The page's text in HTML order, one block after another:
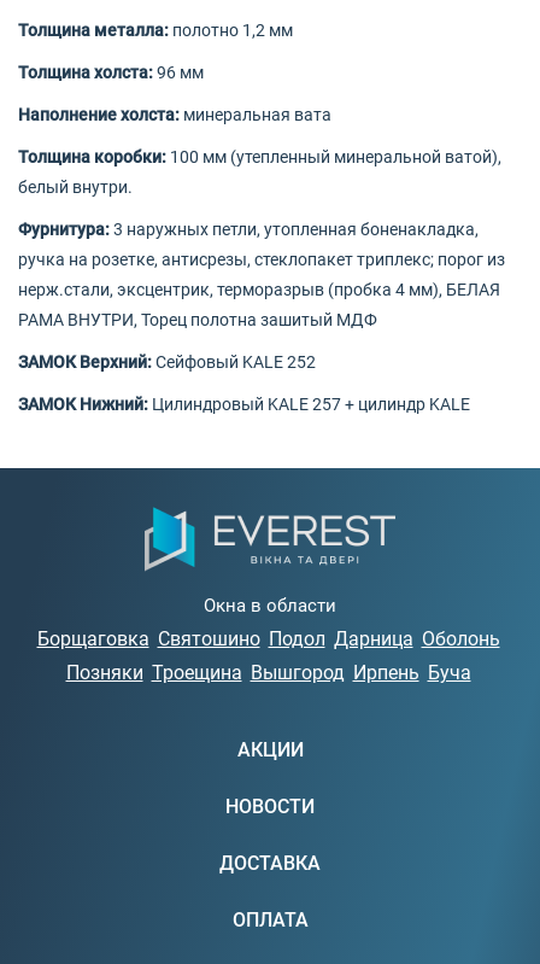
Толщина металла: полотно 1,2 мм
Толщина холста:96 мм
Наполнение холста: минеральная вата
Толщина коробки: 100 мм (утепленный минеральной ватой),
белый внутри.
Фурнитура:3 наружных петли, утопленная боненакладка,
ручка на розетке, антисрезы, стеклопакет триплекс; порог из
нерж.стали, эксцентрик, терморазрыв (пробка 4 мм), БЕЛАЯ
РАМА ВНУТРИ, Торец полотна зашитый МДФ
ЗАМОК Верхний:Сейфовый KALE 252
ЗАМОК Нижний: Цилиндровый KALE 257 + цилиндр KALE
Окна в области
Борщаговка Святошино Подол Дарница Оболонь
Позняки Троещина Вышгород Ирпень Буча
АКЦИИ
НОВОСТИ
ДОСТАВКА
ОПЛАТА